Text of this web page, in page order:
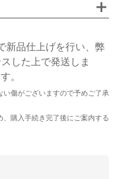
新品仕上げを行い、弊
した上で発送しま
。
傷がございますので予めご了承
購入手続き完了後にご案内する